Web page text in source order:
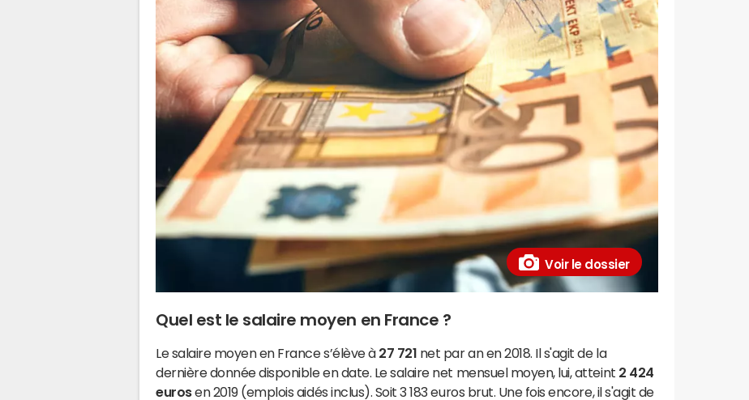
Voir le dossier
Quel est le salaire moyen en France ?
Le salaire moyen en France s’élève à 27 721 net par an en 2018. Il s'agit de la
dernière donnée disponible en date. Le salaire net mensuel moyen, lui, atteint 2 424
eurosen 2019 (emplois aidés inclus). Soit 3 183 euros brut. Une fois encore, il s'agit de